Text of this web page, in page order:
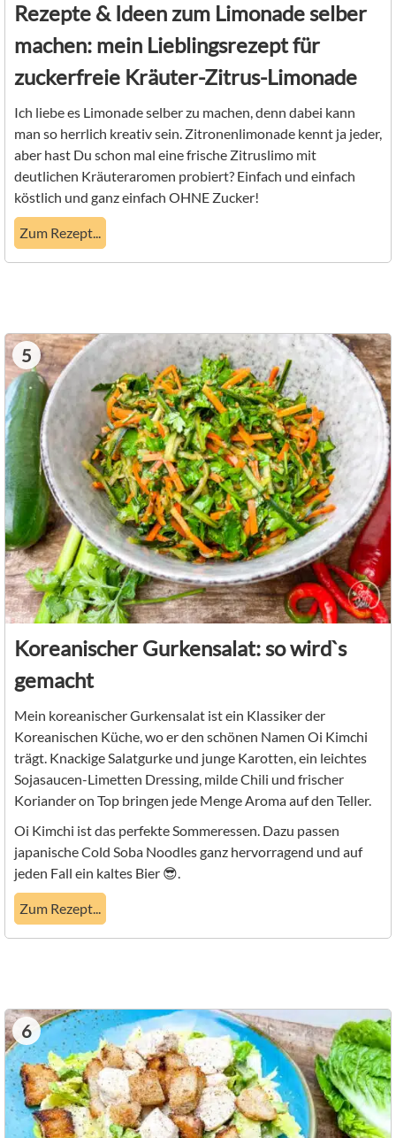
Rezepte & Ideen zum Limonade selber
machen: mein Lieblingsrezept für
zuckerfreie Kräuter-Zitrus-Limonade
Ich liebe es Limonade selber zu machen, denn dabei kann
man so herrlich kreativ sein. Zitronenlimonade kennt ja jeder,
aber hast Du schon mal eine frische Zitruslimo mit
deutlichen Kräuteraromen probiert? Einfach und einfach
köstlich und ganz einfach OHNE Zucker!
Zum Rezept...
5
Koreanischer Gurkensalat: so wird`s
gemacht
Mein koreanischer Gurkensalat ist ein Klassiker der
Koreanischen Küche, wo er den schönen Namen Oi Kimchi
trägt. Knackige Salatgurke und junge Karotten, ein leichtes
Sojasaucen-Limetten Dressing, milde Chili und frischer
Koriander on Top bringen jede Menge Aroma auf den Teller.
Oi Kimchi ist das perfekte Sommeressen. Dazu passen
japanische Cold Soba Noodles ganz hervorragend und auf
jeden Fall ein kaltes Bier 😎.
Zum Rezept...
6